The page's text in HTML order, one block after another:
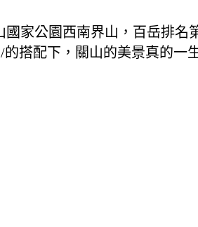
家公園西南界山，百岳排名
搭配下，關山的美景真的一